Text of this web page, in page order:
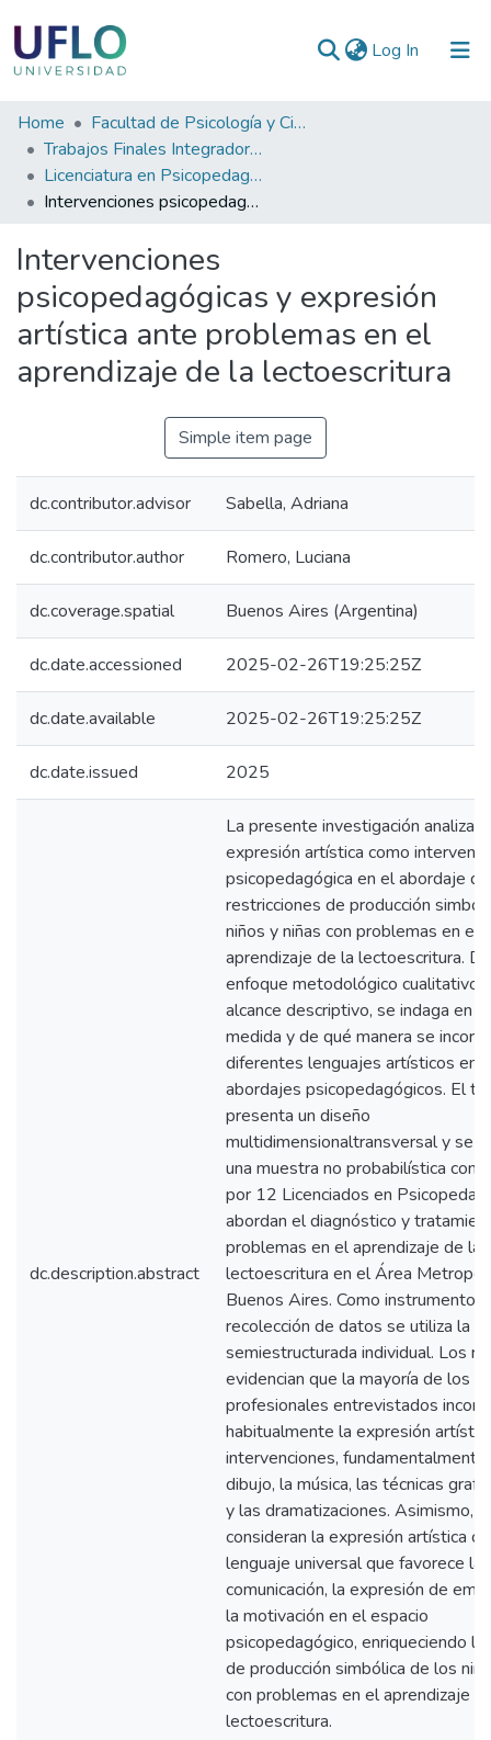
Log In (current)
Communities
&
Collections
Statistics
Home
Facultad de Psicología y Ciencias Sociales
Trabajos Finales Integradores (TFI) de Grado
Licenciatura en Psicopedagogía
Intervenciones psicopedagógicas y expresión artística ante problemas en el aprendizaje de la lectoescritura
Intervenciones
psicopedagógicas y expresión
artística ante problemas en el
aprendizaje de la lectoescritura
Simple item page
dc.contributor.advisor Sabella, Adriana
dc.contributor.author Romero, Luciana
dc.coverage.spatial Buenos Aires (Argentina)
dc.date.accessioned 2025-02-26T19:25:25Z
dc.date.available 2025-02-26T19:25:25Z
dc.date.issued 2025
dc.description.abstract
La presente investigación analiza la
expresión artística como
psicopedagógica en el abordaje
restricciones de producción
niños y niñas con problemas en el
aprendizaje de la lectoescritura.
enfoque metodológico cualitativo
alcance descriptivo, se indaga en
medida y de qué manera se
diferentes lenguajes artísticos en
abordajes psicopedagógicos. El
presenta un diseño
multidimensionaltransversal y se
una muestra no probabilística
por 12 Licenciados en
abordan el diagnóstico y
problemas en el aprendizaje de la
lectoescritura en el Área
Buenos Aires. Como instrumento
recolección de datos se utiliza la
semiestructurada individual. Los
evidencian que la mayoría de los
profesionales entrevistados
habitualmente la expresión
intervenciones,
dibujo, la música, las técnicas
y las dramatizaciones. Asimismo,
consideran la expresión artística
lenguaje universal que favorece la
comunicación, la expresión de
la motivación en el espacio
psicopedagógico, enriqueciendo
de producción simbólica de los
con problemas en el aprendizaje
lectoescritura.